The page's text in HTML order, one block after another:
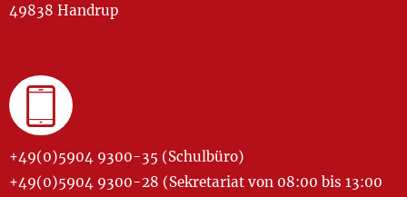
49838 Handrup
+49(0)5904 9300-35 (Schulbüro)
+49(0)5904 9300-28 (Sekretariat von 08:00 bis 13:00